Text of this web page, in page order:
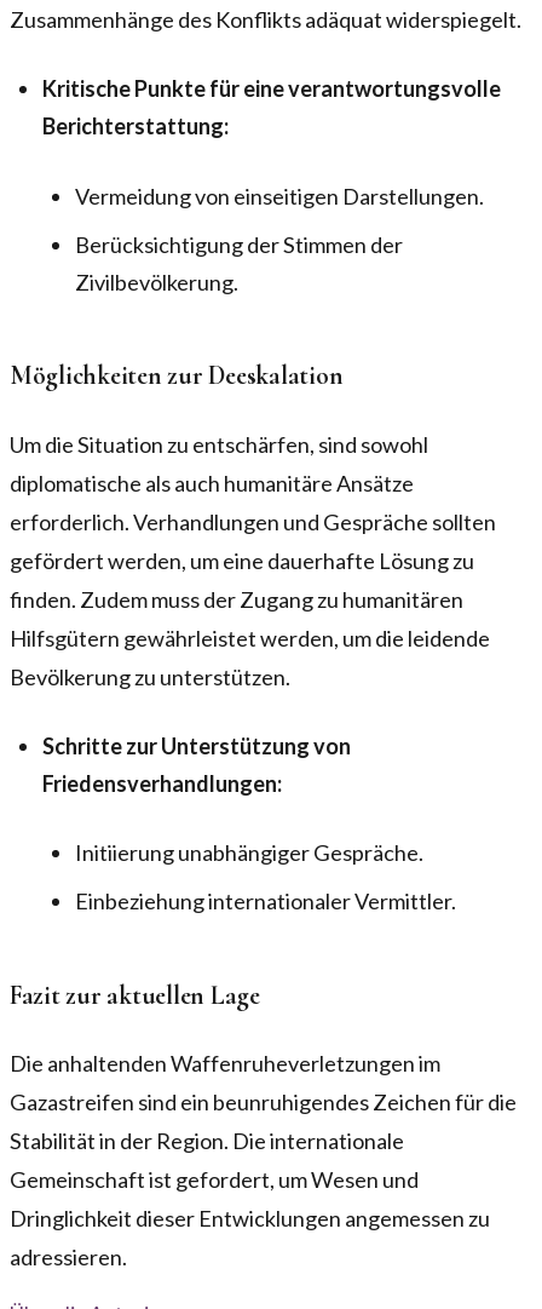
Zusammenhänge des Konflikts adäquat widerspiegelt.
Kritische Punkte für eine verantwortungsvolle
Berichterstattung:
Vermeidung von einseitigen Darstellungen.
Berücksichtigung der Stimmen der
Zivilbevölkerung.
Möglichkeiten zur Deeskalation
Um die Situation zu entschärfen, sind sowohl
diplomatische als auch humanitäre Ansätze
erforderlich. Verhandlungen und Gespräche sollten
gefördert werden, um eine dauerhafte Lösung zu
finden. Zudem muss der Zugang zu humanitären
Hilfsgütern gewährleistet werden, um die leidende
Bevölkerung zu unterstützen.
Schritte zur Unterstützung von
Friedensverhandlungen:
Initiierung unabhängiger Gespräche.
Einbeziehung internationaler Vermittler.
Fazit zur aktuellen Lage
Die anhaltenden Waffenruheverletzungen im
Gazastreifen sind ein beunruhigendes Zeichen für die
Stabilität in der Region. Die internationale
Gemeinschaft ist gefordert, um Wesen und
Dringlichkeit dieser Entwicklungen angemessen zu
adressieren.